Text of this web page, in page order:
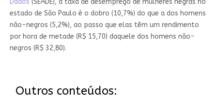
Dados (SEADE), a taxa de desemprego de mulheres negras no
estado de São Paulo é o dobro (10,7%) do que a dos homens
não-negros (5,2%), ao passo que elas têm um rendimento
por hora de metade (R$ 15,70) daquele dos homens não-
negros (R$ 32,80).
Outros conteúdos: